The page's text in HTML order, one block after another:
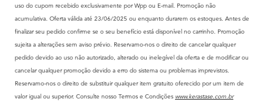
uso do cupom recebido exclusivamente por Wpp ou E-mail. Promoção não
acumulativa. Oferta válida até 23/06/2025 ou enquanto durarem os estoques. Antes de
finalizar seu pedido confirme se o seu benefício está disponível no carrinho. Promoção
sujeita a alterações sem aviso prévio. Reservamo-nos o direito de cancelar qualquer
pedido devido ao uso não autorizado, alterado ou inelegível da oferta e de modificar ou
cancelar qualquer promoção devido a erro do sistema ou problemas imprevistos.
Reservamo-nos o direito de substituir qualquer item gratuito oferecido por um item de
valor igual ou superior. Consulte nosso Termos e Condições www.kerastase.com.br